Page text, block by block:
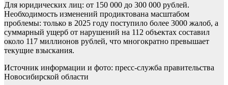
Для юридических лиц: от 150 000 до 300 000 рублей.
Необходимость изменений продиктована масштабом
проблемы: только в 2025 году поступило более 3000 жалоб, а
суммарный ущерб от нарушений на 112 объектах составил
около 117 миллионов рублей, что многократно превышает
текущие взыскания.
Источник информации и фото: пресс-служба правительства
Новосибирской области